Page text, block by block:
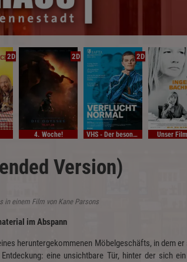
2D 2D
4. Woche!
2D
VHS - Der besondere Film Unser
Version)
in einem Film von Kane Parsons
im Abspann
heruntergekommenen Möbelgeschäfts, in dem
eine unsichtbare Tür, hinter der sich